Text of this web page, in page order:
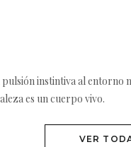
instintiva al
es un cuerpo vivo.
VER